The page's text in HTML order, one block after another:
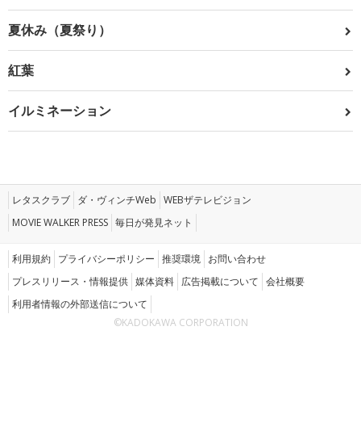
夏休み（夏祭り）
紅葉
イルミネーション
レタスクラブ ダ・ヴィンチWeb WEBザテレビジョン
MOVIE WALKER PRESS 毎日が発見ネット
利用規約 プライバシーポリシー 推奨環境 お問い合わせ
プレスリリース・情報提供 媒体資料 広告掲載について 会社概要
利用者情報の外部送信について
©KADOKAWA CORPORATION